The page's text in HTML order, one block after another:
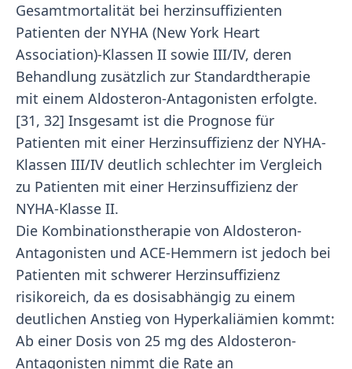
Gesamtmortalität bei herzinsuffizienten
Patienten der NYHA (New York Heart
Association)-Klassen II sowie III/IV, deren
Behandlung zusätzlich zur Standardtherapie
mit einem Aldosteron-Antagonisten erfolgte.
[31, 32] Insgesamt ist die Prognose für
Patienten mit einer Herzinsuffizienz der NYHA-
Klassen III/IV deutlich schlechter im Vergleich
zu Patienten mit einer Herzinsuffizienz der
NYHA-Klasse II.
Die Kombinationstherapie von Aldosteron-
Antagonisten und ACE-Hemmern ist jedoch bei
Patienten mit schwerer Herzinsuffizienz
risikoreich, da es dosisabhängig zu einem
deutlichen Anstieg von Hyperkaliämien kommt:
Ab einer Dosis von 25 mg des Aldosteron-
Antagonisten nimmt die Rate an